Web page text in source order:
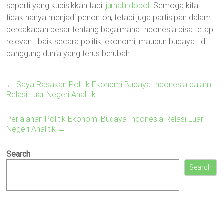
seperti yang kubisikkan tadi: jurnalindopol. Semoga kita
tidak hanya menjadi penonton, tetapi juga partisipan dalam
percakapan besar tentang bagaimana Indonesia bisa tetap
relevan—baik secara politik, ekonomi, maupun budaya—di
panggung dunia yang terus berubah.
← Saya Rasakan Politik Ekonomi Budaya Indonesia dalam
Relasi Luar Negeri Analitik
Perjalanan Politik Ekonomi Budaya Indonesia Relasi Luar
Negeri Analitik →
Search
Search